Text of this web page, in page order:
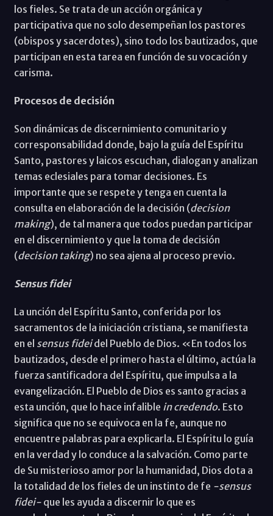
los fieles. Se trata de un acción orgánica y
participativa que no solo desempeñan los pastores
(obispos y sacerdotes), sino todo los bautizados, que
participan en esta tarea en función de su vocación y
carisma.
Procesos de decisión
Son dinámicas de discernimiento comunitario y
corresponsabilidad donde, bajo la guía del Espíritu
Santo, pastores y laicos escuchan, dialogan y analizan
temas eclesiales para tomar decisiones. Es
importante que se respete y tenga en cuenta la
consulta en elaboración de la decisión (decision
making), de tal manera que todos puedan participar
en el discernimiento y que la toma de decisión
(decision taking) no sea ajena al proceso previo.
Sensus fidei
La unción del Espíritu Santo, conferida por los
sacramentos de la iniciación cristiana, se manifiesta
en el sensus fideidel Pueblo de Dios. «En todos los
bautizados, desde el primero hasta el último, actúa la
fuerza santificadora del Espíritu, que impulsa a la
evangelización. El Pueblo de Dios es santo gracias a
esta unción, que lo hace infalible in credendo. Esto
significa que no se equivoca en la fe, aunque no
encuentre palabras para explicarla. El Espíritu lo guía
en la verdad y lo conduce a la salvación. Como parte
de Su misterioso amor por la humanidad, Dios dota a
la totalidad de los fieles de un instinto de fe -sensus
fidei- que les ayuda a discernir lo que es